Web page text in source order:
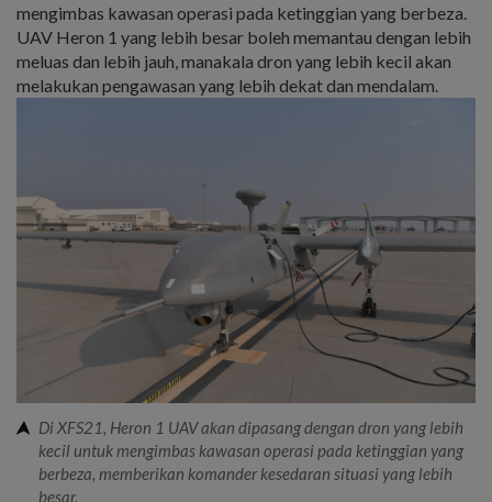
mengimbas kawasan operasi pada ketinggian yang berbeza.
UAV Heron 1 yang lebih besar boleh memantau dengan lebih
meluas dan lebih jauh, manakala dron yang lebih kecil akan
melakukan pengawasan yang lebih dekat dan mendalam.
Di XFS21, Heron 1 UAV akan dipasang dengan dron yang lebih
kecil untuk mengimbas kawasan operasi pada ketinggian yang
berbeza, memberikan komander kesedaran situasi yang lebih
besar.